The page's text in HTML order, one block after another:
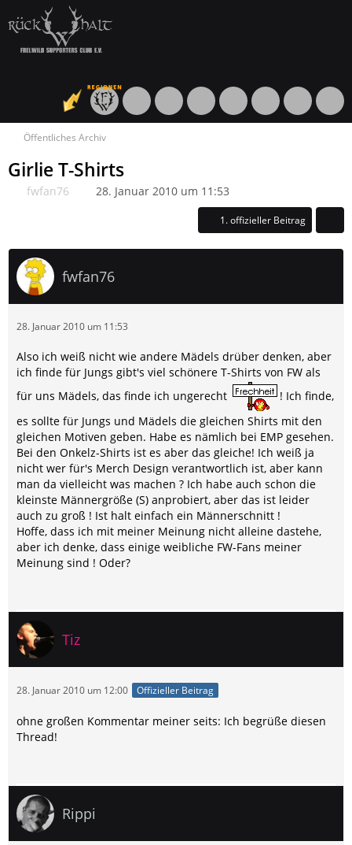
Öffentliches Archiv
Girlie T-Shirts
fwfan76 28. Januar 2010 um 11:53
1. offizieller Beitrag
fwfan76
28. Januar 2010 um 11:53
Also ich weiß nicht wie andere Mädels drüber denken, aber
ich finde für Jungs gibt's viel schönere T-Shirts von FW als
für uns Mädels, das finde ich ungerecht
! Ich finde,
es sollte für Jungs und Mädels die gleichen Shirts mit den
gleichen Motiven geben. Habe es nämlich bei EMP gesehen.
Bei den Onkelz-Shirts ist es aber das gleiche! Ich weiß ja
nicht wer für's Merch Design verantwortlich ist, aber kann
man da vielleicht was machen ? Ich habe auch schon die
kleinste Männergröße (S) anprobiert, aber das ist leider
auch zu groß ! Ist halt einfach ein Männerschnitt !
Hoffe, dass ich mit meiner Meinung nicht alleine dastehe,
aber ich denke, dass einige weibliche FW-Fans meiner
Meinung sind ! Oder?
Tiz
28. Januar 2010 um 12:00 Offizieller Beitrag
ohne großen Kommentar meiner seits: Ich begrüße diesen
Thread!
Rippi